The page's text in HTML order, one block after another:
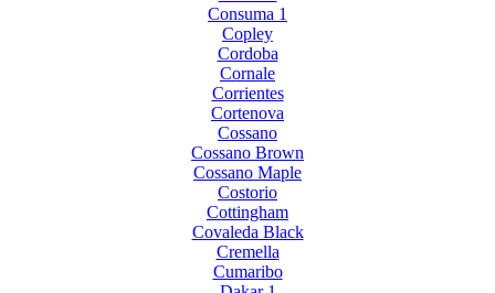
Consuma 1
Copley
Cordoba
Cornale
Corrientes
Cortenova
Cossano
Cossano Brown
Cossano Maple
Costorio
Cottingham
Covaleda Black
Cremella
Cumaribo